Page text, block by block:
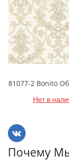
Нет в
Почему